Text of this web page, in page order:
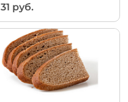
31 руб.